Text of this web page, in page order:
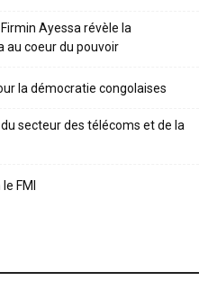
Ayessa révèle la
au coeur du pouvoir
la démocratie congolaises
secteur des télécoms et de la
FMI